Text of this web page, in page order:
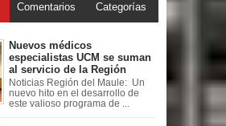
Comentarios Categorías
Nuevos médicos
especialistas UCM se suman
al servicio de la Región
Noticias Región del Maule: Un
nuevo hito en el desarrollo de
este valioso programa de ...